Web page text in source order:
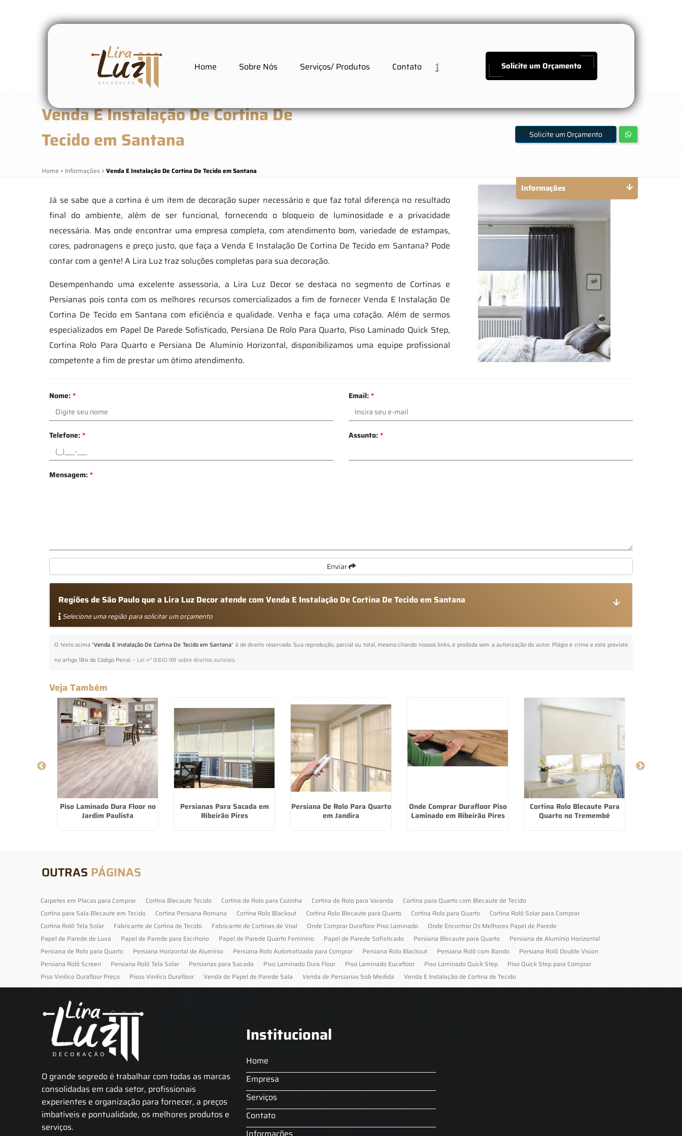
Home Sobre Nós Serviços/ Produtos Contato Solicite um Orçamento
Venda E Instalação De Cortina De
Tecido em Santana
Home » Informações »Venda E Instalação De Cortina De Tecido em Santana
Solicite um Orçamento
Já se sabe que a cortina é um item de decoração super necessário e que faz total diferença no resultado
final do ambiente, além de ser funcional, fornecendo o bloqueio de luminosidade e a privacidade
necessária. Mas onde encontrar uma empresa completa, com atendimento bom, variedade de estampas,
cores, padronagens e preço justo, que faça a Venda E Instalação De Cortina De Tecido em Santana? Pode
contar com a gente! A Lira Luz traz soluções completas para sua decoração.
Desempenhando uma excelente assessoria, a Lira Luz Decor se destaca no segmento de Cortinas e
Persianas pois conta com os melhores recursos comercializados a fim de fornecer Venda E Instalação De
Cortina De Tecido em Santana com eficiência e qualidade. Venha e faça uma cotação. Além de sermos
especializados em Papel De Parede Sofisticado, Persiana De Rolo Para Quarto, Piso Laminado Quick Step,
Cortina Rolo Para Quarto e Persiana De Alumínio Horizontal, disponibilizamos uma equipe profissional
competente a fim de prestar um ótimo atendimento.
Nome:* Email:*
Telefone:* Assunto:*
Mensagem:*
Enviar
Regiões de São Paulo que a Lira Luz Decor atende com Venda E Instalação De Cortina De Tecido em Santana
Selecione uma região para solicitar um orçamento
O texto acima "Venda E Instalação De Cortina De Tecido em Santana" é de direito reservado. Sua reprodução, parcial ou total, mesmo citando nossos links, é proibida sem a autorização do autor. Plágio é crime e está previsto
no artigo 184 do Código Penal. – Lei n° 9.610-98 sobre direitos autorais.
Informações
Veja Também
Piso Laminado Dura Floor no
Jardim Paulista
Persianas Para Sacada em
Ribeirão Pires
Persiana De Rolo Para Quarto
em Jandira
Onde Comprar Durafloor Piso
Laminado em Ribeirão Pires
Cortina Rolo Blecaute Para
Quarto no Tremembé
OUTRAS PÁGINAS
Carpetes em Placas para Comprar Cortina Blecaute Tecido Cortina de Rolo para Cozinha Cortina de Rolo para Varanda
Cortina para Quarto com Blecaute de Tecido
Cortina para Sala Blecaute em Tecido
Cortina Persiana Romana Cortina Rolo Blackout Cortina Rolo Blecaute para Quarto Cortina Rolo para Quarto
Cortina Rolô Solar para Comprar
Cortina Rolô Tela Solar
Fabricante de Cortina de Tecido Fabricante de Cortinas de Voal Onde Comprar Durafloor Piso Laminado
Onde Encontrar Os Melhores Papel de Parede
Papel de Parede de Luxo
Papel de Parede para Escritorio Papel de Parede Quarto Feminino Papel de Parede Sofisticado Persiana Blecaute para Quarto
Persiana de Alumínio Horizontal
Persiana de Rolo para Quarto
Persiana Horizontal de Alumínio Persiana Rolo Automatizada para Comprar Persiana Rolo Blackout Persiana Rolô com Bando
Persiana Rolô Double Vision
Persiana Rolô Screen
Persiana Rolô Tela Solar Persianas para Sacada Piso Laminado Dura Floor Piso Laminado Eucafloor Piso Laminado Quick Step
Piso Quick Step para Comprar
Piso Vinilico Durafloor Preço
Pisos Vinilico Durafloor Venda de Papel de Parede Sala Venda de Persianas Sob Medida Venda E Instalação de Cortina de Tecido
O grande segredo é trabalhar com todas as marcas
consolidadas em cada setor, profissionais
experientes e organização para fornecer, a preços
imbatíveis e pontualidade, os melhores produtos e
serviços.
Institucional
Home
Empresa
Serviços
Contato